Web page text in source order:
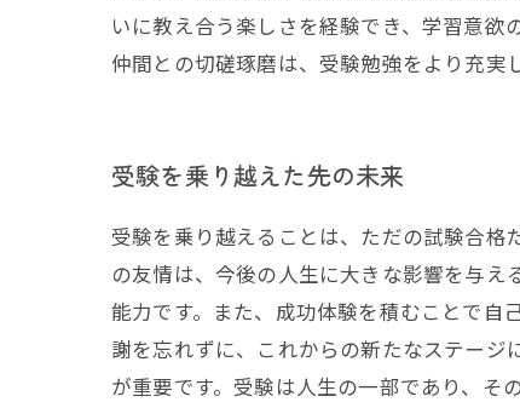
いに教え合う楽しさを経験でき、学習意欲
仲間との切磋琢磨は、受験勉強をより充実
受験を乗り越えた先の未来
受験を乗り越えることは、ただの試験合
の友情は、今後の人生に大きな影響を与
能力です。また、成功体験を積むことで自
謝を忘れずに、これからの新たなステージ
が重要です。受験は人生の一部であり、そ